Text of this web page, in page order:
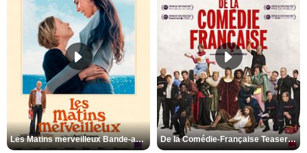
Les Matins merveilleux Bande-annonce VF De la Comédie-Française Teaser VF